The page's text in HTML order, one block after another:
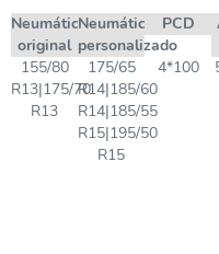
Neumático
original
Neumático
personalizado
PCD
155/80
R13|175/70
R13
175/65
R14|185/60
R14|185/55
R15|195/50
R15
4*100